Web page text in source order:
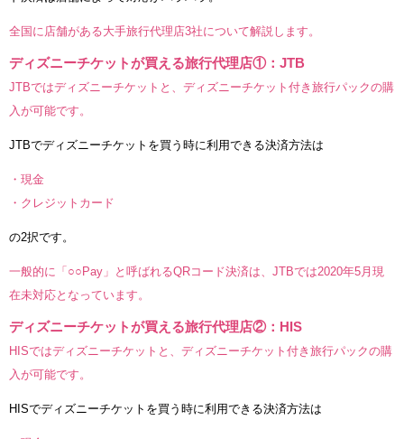
全国に店舗がある大手旅行代理店3社について解説します。
ディズニーチケットが買える旅行代理店①：JTB
JTBではディズニーチケットと、ディズニーチケット付き旅行パックの購
入が可能です。
JTBでディズニーチケットを買う時に利用できる決済方法は
・現金
・クレジットカード
の2択です。
一般的に「○○Pay」と呼ばれるQRコード決済は、JTBでは2020年5月現
在未対応となっています。
ディズニーチケットが買える旅行代理店②：HIS
HISではディズニーチケットと、ディズニーチケット付き旅行パックの購
入が可能です。
HISでディズニーチケットを買う時に利用できる決済方法は